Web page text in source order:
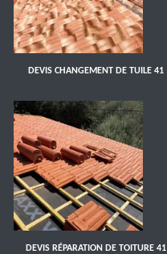
DEVIS CHANGEMENT DE TUILE 41
DEVIS RÉPARATION DE TOITURE 41